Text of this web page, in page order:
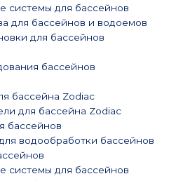
системы для бассейнов
для бассейнов и водоемов
для бассейнов
бассейнов
бассейна Zodiac
для бассейна Zodiac
бассейнов
водообработки бассейнов
системы для бассейнов